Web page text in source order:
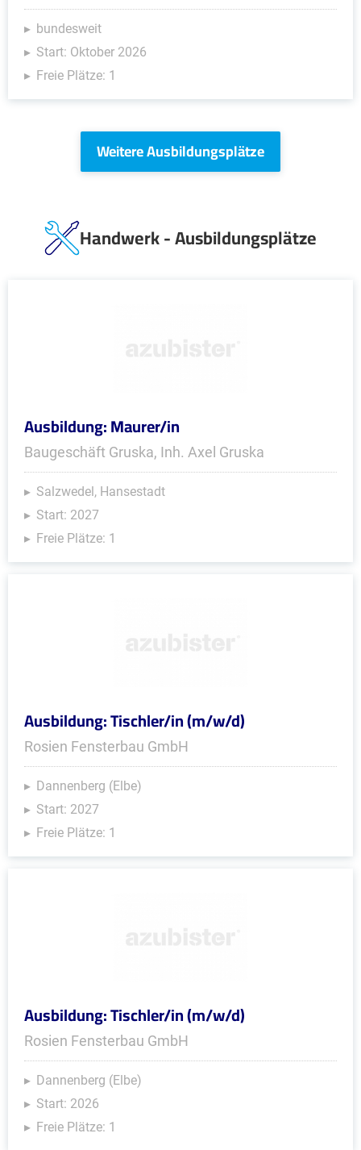
bundesweit
Start: Oktober 2026
Freie Plätze: 1
Weitere Ausbildungsplätze
Handwerk - Ausbildungsplätze
Ausbildung: Maurer/in
Baugeschäft Gruska, Inh. Axel Gruska
Salzwedel, Hansestadt
Start: 2027
Freie Plätze: 1
Ausbildung: Tischler/in (m/w/d)
Rosien Fensterbau GmbH
Dannenberg (Elbe)
Start: 2027
Freie Plätze: 1
Ausbildung: Tischler/in (m/w/d)
Rosien Fensterbau GmbH
Dannenberg (Elbe)
Start: 2026
Freie Plätze: 1